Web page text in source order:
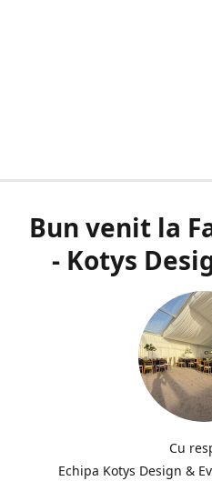
Bun venit la
- Kotys
Cu
Echipa Kotys Design &